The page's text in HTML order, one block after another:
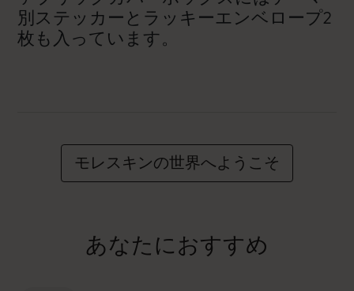
別ステッカーとラッキーエンベロープ2
枚も入っています。
モレスキンの世界へようこそ
あなたにおすすめ